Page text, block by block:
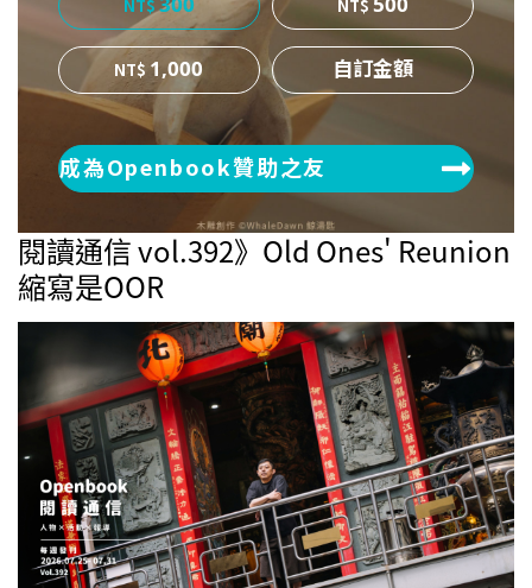
1,000
成為Openbook贊助之友
閱讀通信 vol.392》Old Ones' Reunion
縮寫是OOR